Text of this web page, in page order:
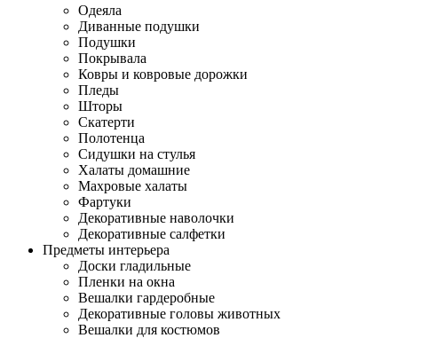
Одеяла
Диванные подушки
Подушки
Покрывала
Ковры и ковровые дорожки
Пледы
Шторы
Скатерти
Полотенца
Сидушки на стулья
Халаты домашние
Махровые халаты
Фартуки
Декоративные наволочки
Декоративные салфетки
Предметы интерьера
Доски гладильные
Пленки на окна
Вешалки гардеробные
Декоративные головы животных
Вешалки для костюмов